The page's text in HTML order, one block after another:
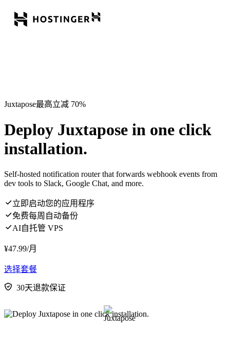
Juxtapose最高立减 70%
Deploy Juxtapose in one click
installation.
Self-hosted notification router that forwards webhook events from
dev tools to Slack, Google Chat, and more.
立即启动您的应用程序
免费每周自动备份
AI自托管 VPS
¥47.99/月
选择套餐
30天退款保证